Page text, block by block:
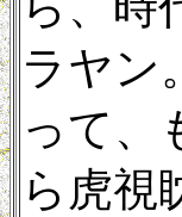
ラヤン
って、
ら虎視